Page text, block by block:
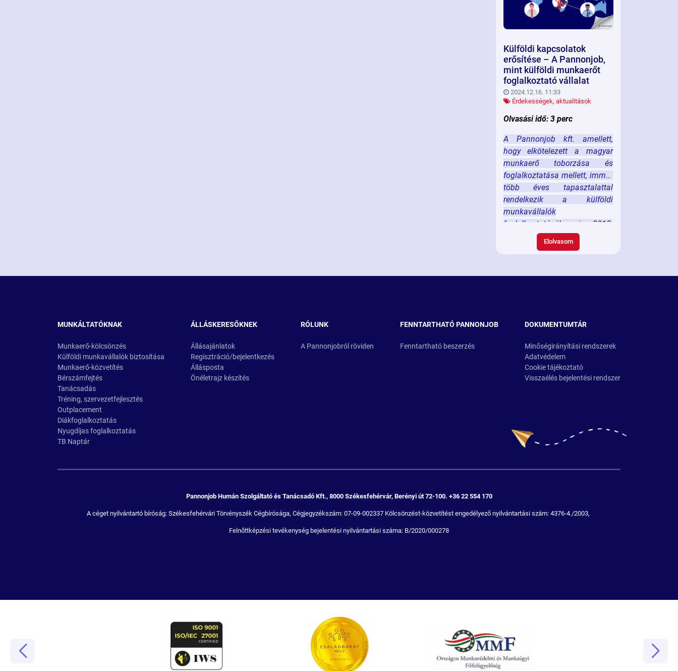
Külföldi kapcsolatok
erősítése – A Pannonjob,
mint külföldi munkaerőt
foglalkoztató vállalat
2024.12.16. 11:33
Érdekességek, aktualitások
Olvasási idő: 3 perc
A Pannonjob kft. amellett,
hogy elkötelezett a magyar
munkaerő toborzása és
foglalkoztatása mellett, immár
több éves tapasztalattal
rendelkezik a külföldi
munkavállalók
foglalkoztatásában is. 2018-
ban az ukrán állampolgárságú
munkavállalók nagyszámú
Elolvasom
MUNKÁLTATÓKNAK
Munkaerő-kölcsönzés
Külföldi munkavállalók biztosítása
Munkaerő-közvetítés
Bérszámfejtés
Tanácsadás
Tréning, szervezetfejlesztés
Outplacement
Diákfoglalkoztatás
Nyugdíjas foglalkoztatás
TB Naptár
ÁLLÁSKERESŐKNEK
Állásajánlatok
Regisztráció/bejelentkezés
Állásposta
Önéletrajz készítés
RÓLUNK
A Pannonjobról röviden
FENNTARTHATÓ PANNONJOB
Fenntartható beszerzés
DOKUMENTUMTÁR
Minőségirányítási rendszerek
Adatvédelem
Cookie tájékoztató
Visszaélés bejelentési rendszer
Pannonjob Humán Szolgáltató és Tanácsadó Kft., 8000 Székesfehérvár, Berényi út 72-100. +36 22 554 170
A céget nyilvántartó bíróság: Székesfehérvári Törvényszék Cégbírósága, Cégjegyzékszám: 07-09-002337 Kölcsönzést-közvetítést engedélyező nyilvántartási szám: 4376-4./2003,
Felnőttképzési tevékenység bejelentési nyilvántartási száma: B/2020/000278